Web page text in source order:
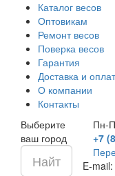
Каталог весов
Оптовикам
Ремонт весов
Поверка весов
Гарантия
Доставка и
О компании
Контакты
Выберите
ваш город
Пн-
+7
E-mail: